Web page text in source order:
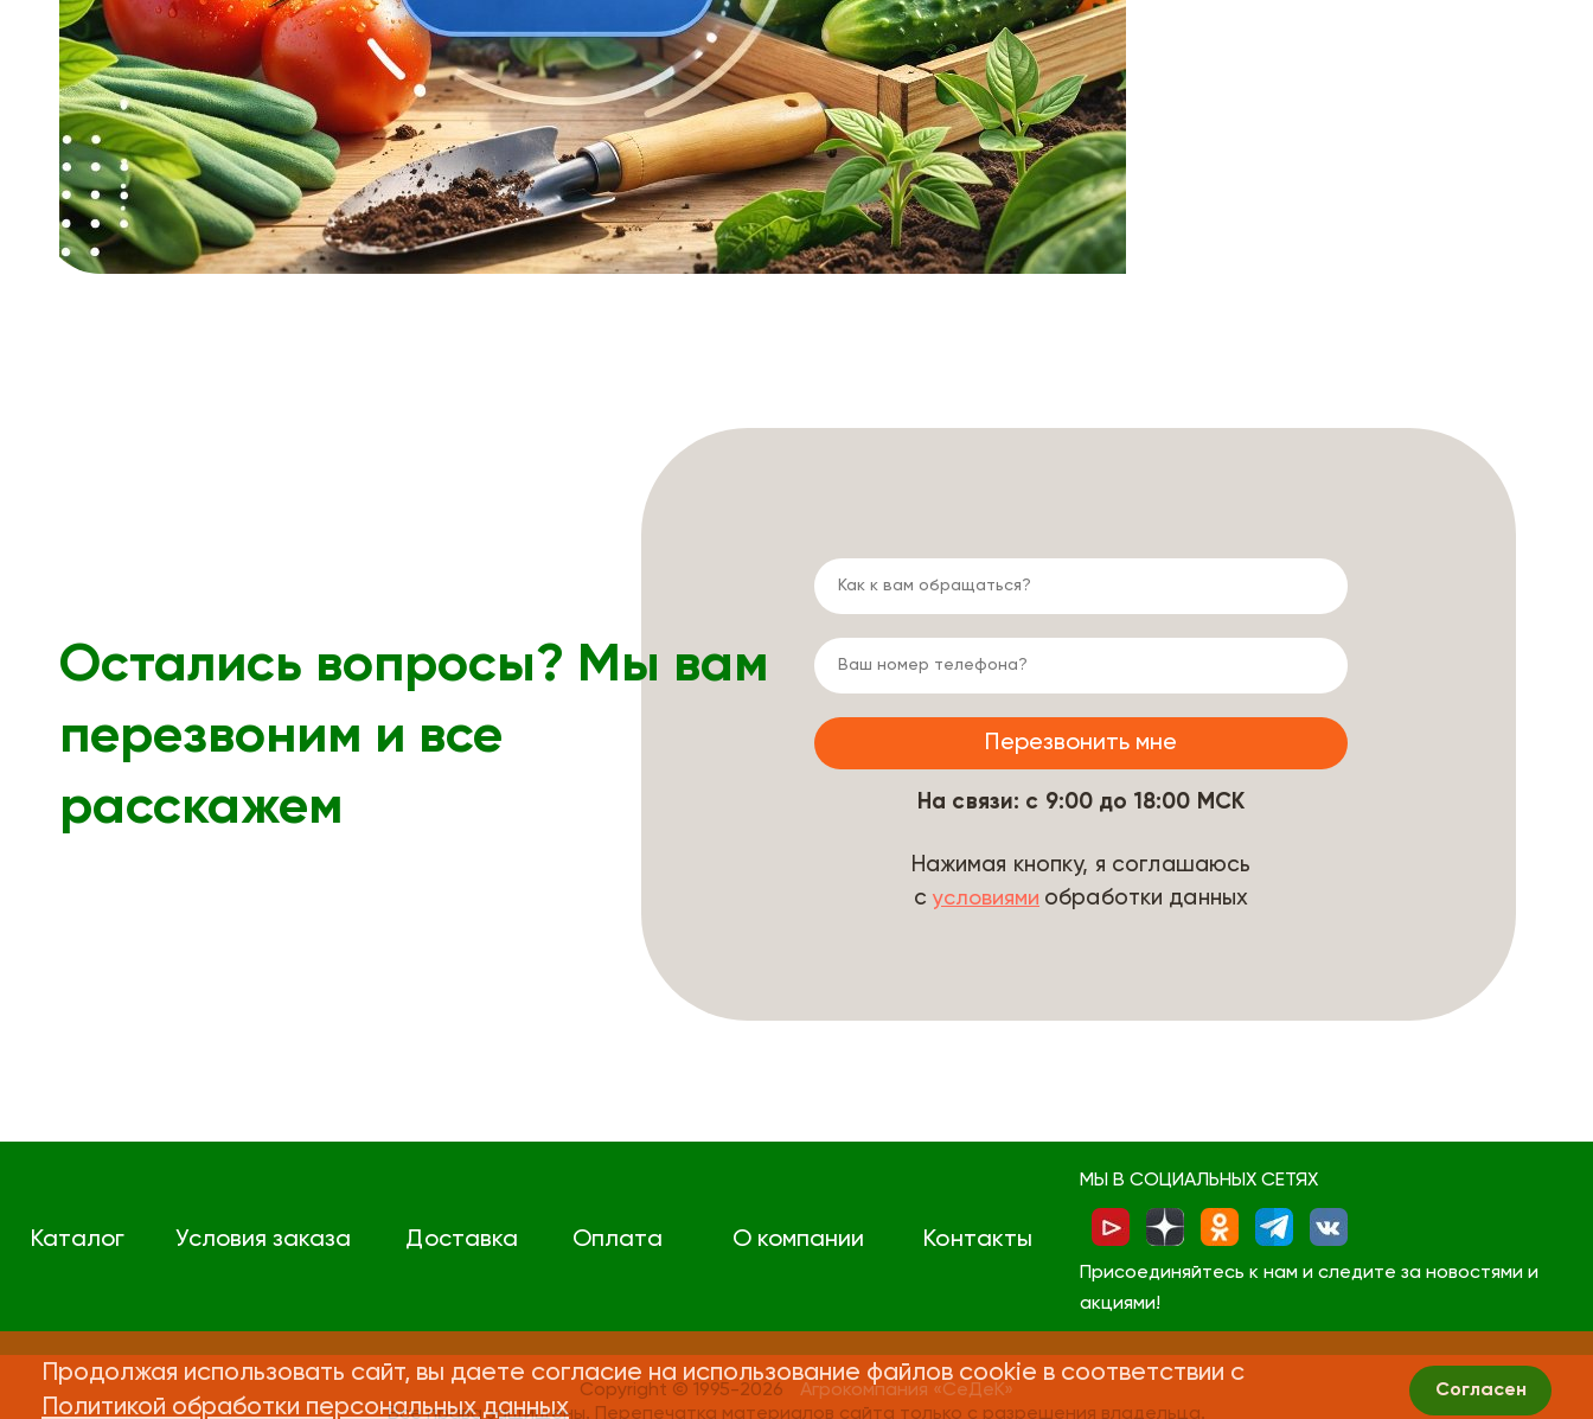
Остались вопросы? Мы вам
перезвоним и все
расскажем
На связи: с 9:00 до 18:00 МСК
Нажимая кнопку, я соглашаюсь
с условиями обработки данных
Каталог Условия заказа Доставка Оплата О компании Контакты
МЫ В СОЦИАЛЬНЫХ СЕТЯХ
Присоединяйтесь к нам и следите за новостями и
акциями!
Copyright © 1995-2026
Агрокомпания «СеДеК»
Все права защищены. Перепечатка материалов сайта только с разрешения владельца.
Продолжая использовать сайт, вы даете согласие на использование файлов cookie в соответствии с
Политикой обработки персональных данных
Согласен